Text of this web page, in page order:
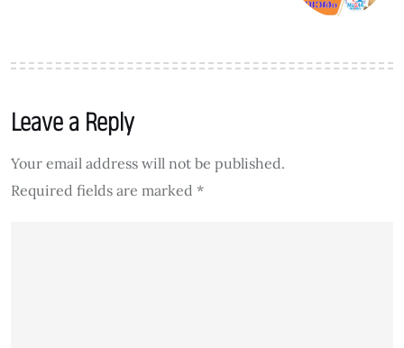
Leave a Reply
Your email address will not be published.
Required fields are marked *